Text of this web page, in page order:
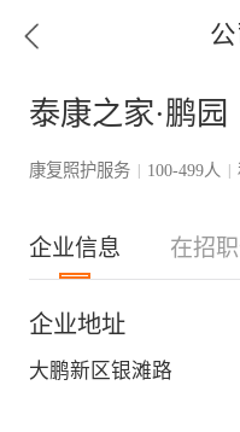
泰康之家·鹏园
康复照护服务 | 100-499人 |
企业信息 在招
企业地址
大鹏新区银滩路